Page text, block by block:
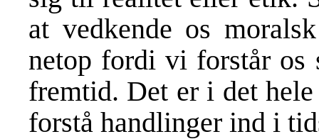
at vedkende os
netop fordi vi forstår os
fremtid. Det er i det
forstå handlinger ind i